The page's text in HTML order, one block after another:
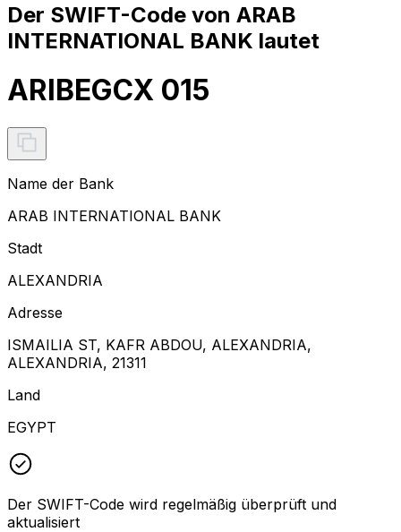
Der SWIFT-Code von ARAB
INTERNATIONAL BANK lautet
ARIBEGCX 015
Name der Bank
ARAB INTERNATIONAL BANK
Stadt
ALEXANDRIA
Adresse
ISMAILIA ST, KAFR ABDOU, ALEXANDRIA,
ALEXANDRIA, 21311
Land
EGYPT
Der SWIFT-Code wird regelmäßig überprüft und
aktualisiert